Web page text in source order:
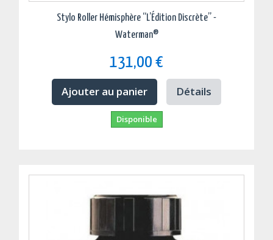
Stylo Roller Hémisphère “L’Édition Discrète” -
Waterman®
131,00 €
Ajouter au panier Détails
Disponible